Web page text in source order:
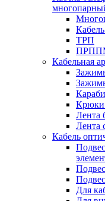
ТРП
Кабельная
Крюки
Лента
Лента
Кабель
Для